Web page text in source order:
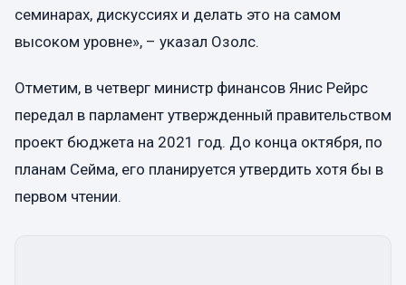
семинарах, дискуссиях и делать это на самом
высоком уровне», – указал Озолс.
Отметим, в четверг министр финансов Янис Рейрс
передал в парламент утвержденный правительством
проект бюджета на 2021 год. До конца октября, по
планам Сейма, его планируется утвердить хотя бы в
первом чтении.